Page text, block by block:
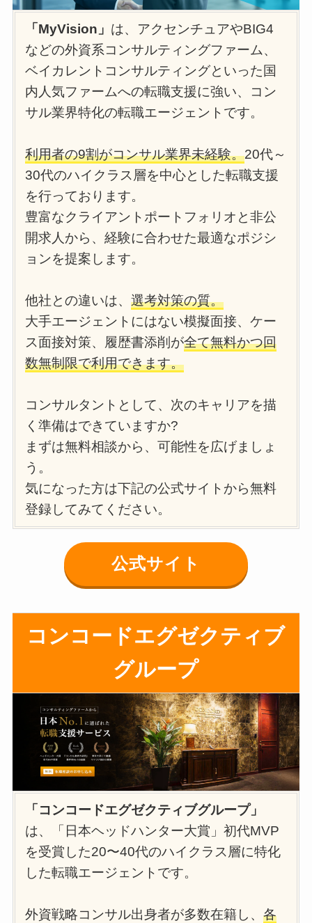
「MyVision」 は、アクセンチュアやBIG4
などの外資系コンサルティングファーム、
ベイカレントコンサルティングといった国
内人気ファームへの転職支援に強い、コン
サル業界特化の転職エージェントです。
利用者の9割がコンサル業界未経験。20代～
30代のハイクラス層を中心とした転職支援
を行っております。
豊富なクライアントポートフォリオと非公
開求人から、経験に合わせた最適なポジシ
ョンを提案します。
他社との違いは、選考対策の質。
大手エージェントにはない模擬面接、ケー
ス面接対策、履歴書添削が全て無料かつ回
数無制限で利用できます。
コンサルタントとして、次のキャリアを描
く準備はできていますか?
まずは無料相談から、可能性を広げましょ
う。
気になった方は下記の公式サイトから無料
登録してみてください。
公式サイト
コンコードエグゼクティブ
グループ
「コンコードエグゼクティブグループ」
は、「日本ヘッドハンター大賞」初代MVP
を受賞した20〜40代のハイクラス層に特化
した転職エージェントです。
外資戦略コンサル出身者が多数在籍し、各